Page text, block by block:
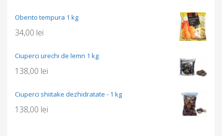
Obento tempura 1 kg
34,00 lei
Ciuperci urechi de lemn 1 kg
138,00 lei
Ciuperci shiitake dezhidratate - 1 kg
138,00 lei